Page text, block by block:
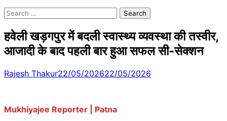
Search
हवेली खड़गपुर में बदली स्वास्थ्य व्यवस्था की तस्वीर,
आजादी के बाद पहली बार हुआ सफल सी-सेक्शन
Rajesh Thakur22/05/202622/05/2026
Mukhiyajee Reporter | Patna